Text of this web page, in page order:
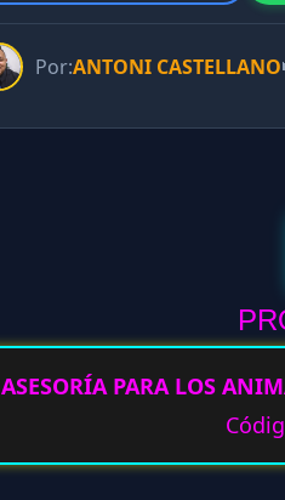
Por:ANTONI CASTELLANO
ASESORÍA PARA LOS